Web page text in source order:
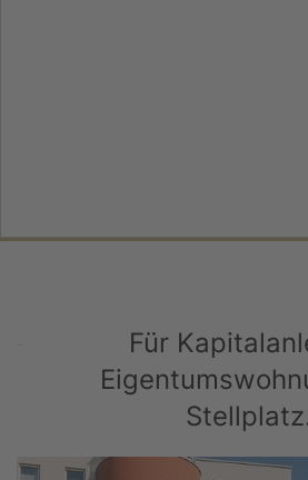
Für